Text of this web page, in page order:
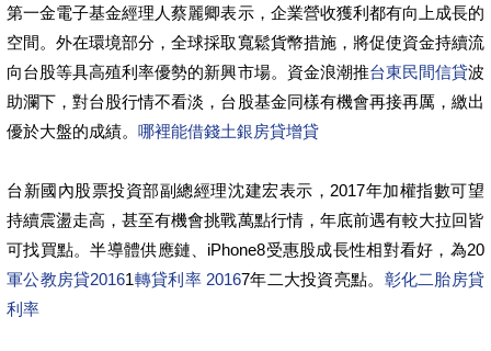
第一金電子基金經理人蔡麗卿表示，企業營收獲利都有向上成長的
空間。外在環境部分，全球採取寬鬆貨幣措施，將促使資金持續流
向台股等具高殖利率優勢的新興市場。資金浪潮推台東民間信貸波
助瀾下，對台股行情不看淡，台股基金同樣有機會再接再厲，繳出
優於大盤的成績。 哪裡能借錢土銀房貸增貸
台新國內股票投資部副總經理沈建宏表示，2017年加權指數可望
持續震盪走高，甚至有機會挑戰萬點行情，年底前遇有較大拉回皆
可找買點。半導體供應鏈、iPhone8受惠股成長性相對看好，為20
軍公教房貸20161轉貸利率 20167年二大投資亮點。 彰化二胎房貸
利率